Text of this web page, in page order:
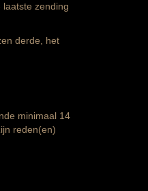
zending
derde, het
minimaal 14
reden(en)